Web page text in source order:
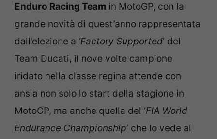
Enduro Racing Team in MotoGP, con la
grande novità di quest’anno rappresentata
dall’elezione a ‘Factory Supported‘ del
Team Ducati, il nove volte campione
iridato nella classe regina attende con
ansia non solo lo start della stagione in
MotoGP, ma anche quella del ‘FIA World
Endurance Championship‘ che lo vede al